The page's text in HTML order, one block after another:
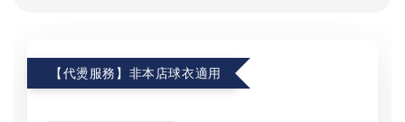
【代燙服務】非本店球衣適用